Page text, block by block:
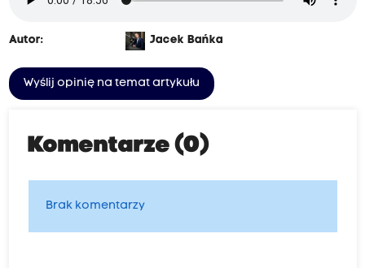
Autor: Jacek Bańka
Wyślij opinię na temat artykułu
Komentarze (0)
Brak komentarzy